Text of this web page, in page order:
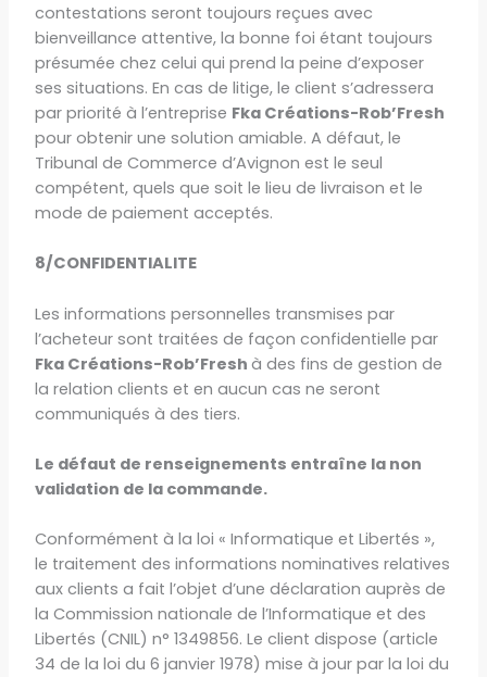
contestations seront toujours reçues avec
bienveillance attentive, la bonne foi étant toujours
présumée chez celui qui prend la peine d’exposer
ses situations. En cas de litige, le client s’adressera
par priorité à l’entreprise Fka Créations-Rob’Fresh
pour obtenir une solution amiable. A défaut, le
Tribunal de Commerce d’Avignon est le seul
compétent, quels que soit le lieu de livraison et le
mode de paiement acceptés.
8/CONFIDENTIALITE
Les informations personnelles transmises par
l’acheteur sont traitées de façon confidentielle par
Fka Créations-Rob’Freshà des fins de gestion de
la relation clients et en aucun cas ne seront
communiqués à des tiers.
Le défaut de renseignements entraîne la non
validation de la commande.
Conformément à la loi « Informatique et Libertés »,
le traitement des informations nominatives relatives
aux clients a fait l’objet d’une déclaration auprès de
la Commission nationale de l’Informatique et des
Libertés (CNIL) n° 1349856. Le client dispose (article
34 de la loi du 6 janvier 1978) mise à jour par la loi du